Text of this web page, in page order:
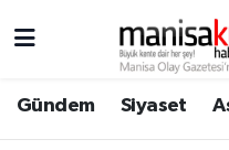
Gündem Siyaset
Ege Haberleri
Yunusemre Hava